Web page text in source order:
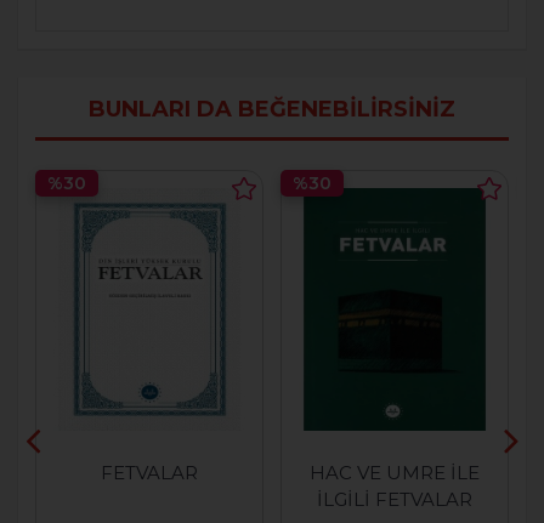
BUNLARI DA BEĞENEBILIRSINIZ
FETVALAR
%30
HAC VE UMRE İLE
İLGİLİ FETVALAR
%30